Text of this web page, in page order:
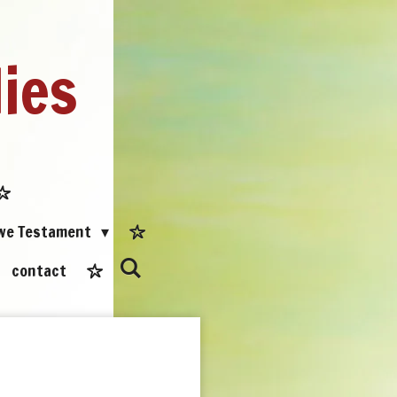
Testament
contact